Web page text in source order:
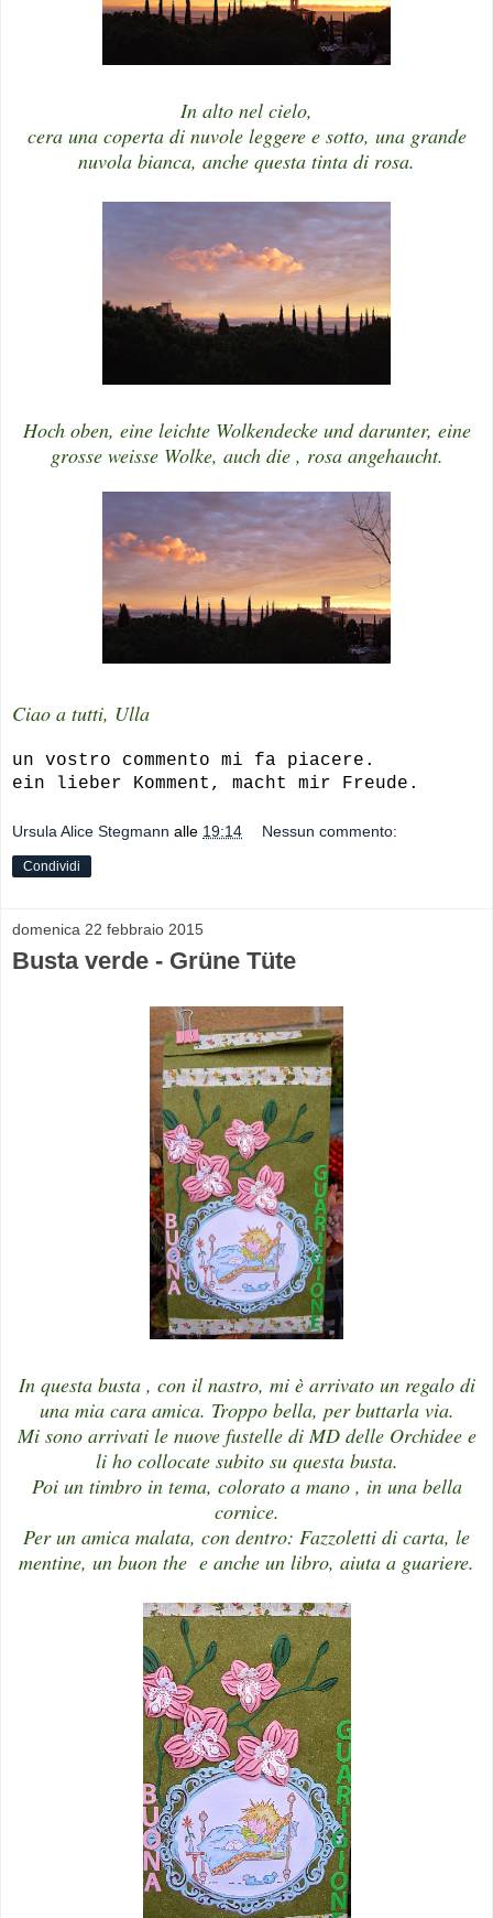
In alto nel cielo,
cera una coperta di nuvole leggere e sotto, una grande
nuvola bianca, anche questa tinta di rosa.
Hoch oben, eine leichte Wolkendecke und darunter, eine
grosse weisse Wolke, auch die , rosa angehaucht.
Ciao a tutti, Ulla
un vostro commento mi fa piacere.
ein lieber Komment, macht mir Freude.
Ursula Alice Stegmann alle 19:14 Nessun commento:
Condividi
domenica 22 febbraio 2015
Busta verde - Grüne Tüte
In questa busta , con il nastro, mi è arrivato un regalo di
una mia cara amica. Troppo bella, per buttarla via.
Mi sono arrivati le nuove fustelle di MD delle Orchidee e
li ho collocate subito su questa busta.
Poi un timbro in tema, colorato a mano , in una bella
cornice.
Per un amica malata, con dentro: Fazzoletti di carta, le
mentine, un buon the e anche un libro, aiuta a guariere.